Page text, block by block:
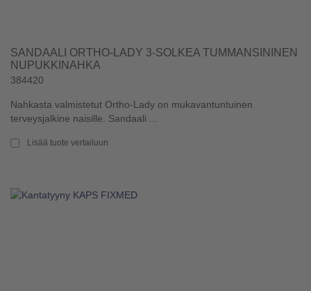
SANDAALI ORTHO-LADY 3-SOLKEA TUMMANSININEN
NUPUKKINAHKA
384420
Nahkasta valmistetut Ortho-Lady on mukavantuntuinen
terveysjalkine naisille. Sandaali ...
Lisää tuote vertailuun